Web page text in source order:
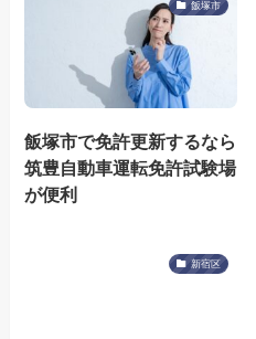
飯塚市
飯塚市で免許更新するなら
筑豊自動車運転免許試験場
が便利
新宿区